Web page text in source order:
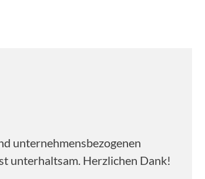
unternehmensbezogenen
unterhaltsam. Herzlichen Dank!